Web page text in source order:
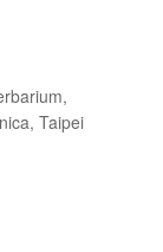
Taipei